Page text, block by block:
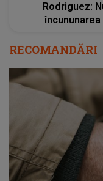
Rodriguez:
RECOMANDĂRI